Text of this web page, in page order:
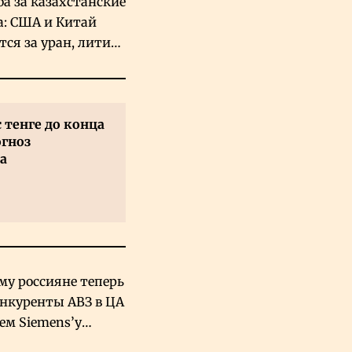
США и Китай
за уран, литий
тенге до конца
россияне теперь
АВЗ в ЦА
Siemens’у